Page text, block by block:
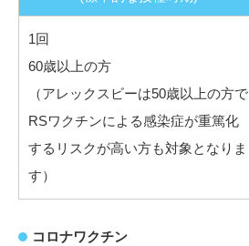
1回
60歳以上の方
（アレックスビーは50歳以上の方で
RSワクチンによる感染症が重篤化
するリスクが高い方も対象となりま
す）
コロナワクチン